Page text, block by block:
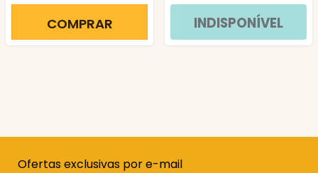
COMPRAR INDISPONÍVEL
Ofertas exclusivas por e-mail